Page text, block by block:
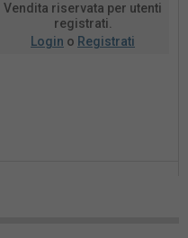
Vendita riservata per utenti
registrati.
Login o Registrati